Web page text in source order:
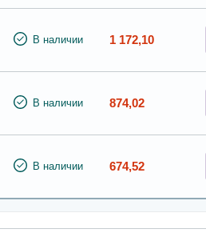
В наличии 1 172,10
В наличии 874,02
В наличии 674,52